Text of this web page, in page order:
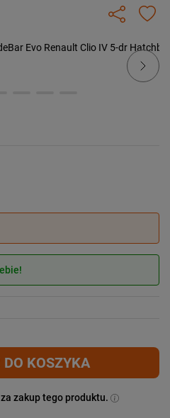
Next
DO KOSZYKA
za zakup tego produktu.